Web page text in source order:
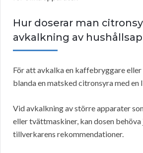
Hur doserar man
avkalkning av
För att avkalka en kaffebryggare eller
blanda en matsked citronsyra med en
Vid avkalkning av större apparater
eller tvättmaskiner, kan dosen
tillverkarens rekommendationer.